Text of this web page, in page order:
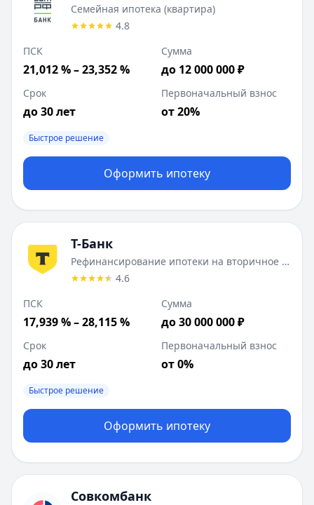
Семейная ипотека (квартира)
4.8
ПСК
21,012 % – 23,352 %
Сумма
до 12 000 000 ₽
Срок
до 30 лет
Первоначальный взнос
от 20%
Быстрое решение
Оформить ипотеку
Т-Банк
Рефинансирование ипотеки на вторичное жилье
4.6
ПСК
17,939 % – 28,115 %
Сумма
до 30 000 000 ₽
Срок
до 30 лет
Первоначальный взнос
от 0%
Быстрое решение
Оформить ипотеку
Совкомбанк